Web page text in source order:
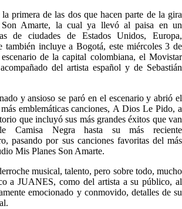
primera de las dos que hacen parte de la gira
Amarte, la cual ya llevó al paisa en un
de ciudades de Estados Unidos, Europa,
también incluye a Bogotá, este miércoles 3 de
de la capital colombiana, el Movistar
del artista español y de Sebastián
y ansioso se paró en el escenario y abrió el
emblemáticas canciones, A Dios Le Pido, a
que incluyó sus más grandes éxitos que van
Camisa Negra hasta su más reciente
pasando por sus canciones favoritas del más
Mis Planes Son Amarte.
musical, talento, pero sobre todo, mucho
a JUANES, como del artista a su público, al
emocionado y conmovido, detalles de su